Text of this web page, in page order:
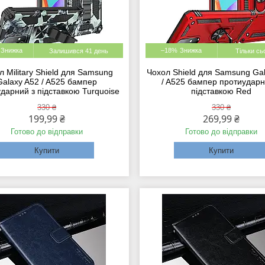
Залишився 41 день
Military Shield для Samsung
A52 / A525 бампер
з підставкою Turquoise
330 ₴
199,99 ₴
Готово до відправки
Купити
–18% Тільки
Чохол Shield для Samsung
/ A525 бампер
підставкою Red
330 ₴
269,99 ₴
Готово до відправки
Купити